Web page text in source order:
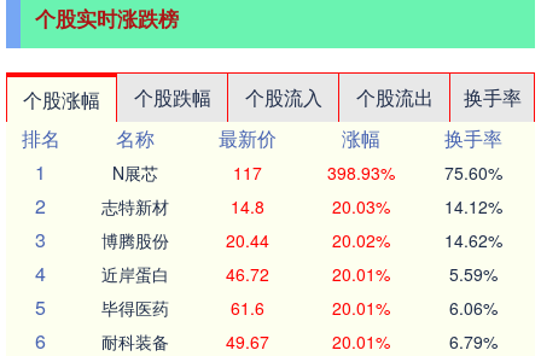
个股实时涨跌榜
个股涨幅 个股跌幅 个股流入 个股流出
换手率
排名
名称 最新价 涨幅
换手率
1
N展芯 117 398.93% 75.60%
2 志特新材 14.8 20.03% 14.12%
3 博腾股份 20.44 20.02% 14.62%
4 近岸蛋白 46.72 20.01% 5.59%
5 毕得医药 61.6 20.01% 6.06%
6 耐科装备 49.67 20.01% 6.79%